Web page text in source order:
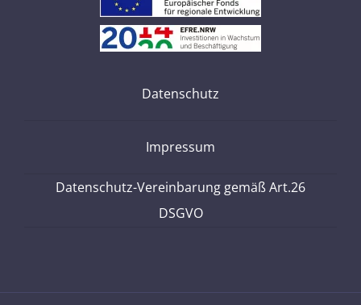
Datenschutz
Impressum
Datenschutz-Vereinbarung gemäß Art.26
DSGVO